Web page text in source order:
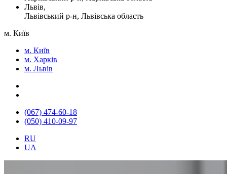
Львів,
Львівський р-н, Львівська область
м. Київ
м. Київ
м. Харків
м. Львів
(067) 474-60-18
(050) 410-09-97
RU
UA